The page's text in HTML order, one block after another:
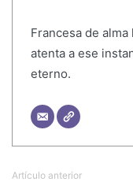
Francesa de
atenta a ese
eterno.
Artículo anterior